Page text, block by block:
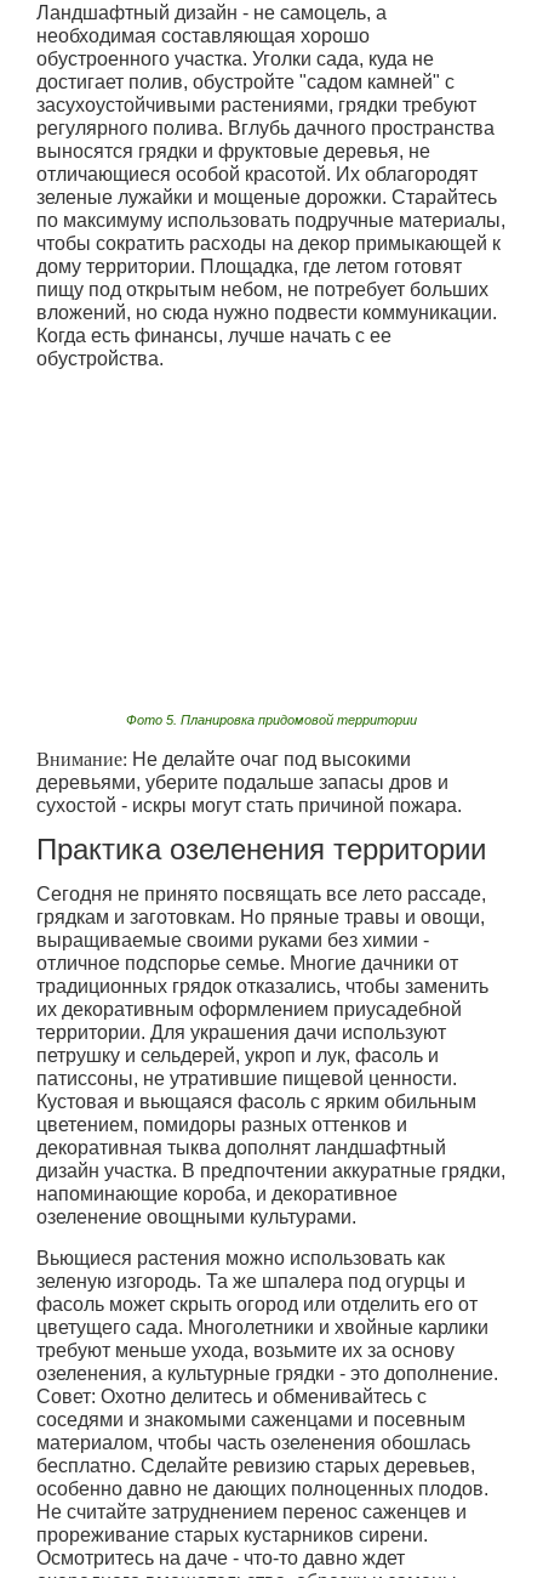
Ландшафтный дизайн - не самоцель, а
необходимая составляющая хорошо
обустроенного участка. Уголки сада, куда не
достигает полив, обустройте "садом камней" с
засухоустойчивыми растениями, грядки требуют
регулярного полива. Вглубь дачного пространства
выносятся грядки и фруктовые деревья, не
отличающиеся особой красотой. Их облагородят
зеленые лужайки и мощеные дорожки. Старайтесь
по максимуму использовать подручные материалы,
чтобы сократить расходы на декор примыкающей к
дому территории. Площадка, где летом готовят
пищу под открытым небом, не потребует больших
вложений, но сюда нужно подвести коммуникации.
Когда есть финансы, лучше начать с ее
обустройства.
Фото 5. Планировка придомовой территории
Внимание: Не делайте очаг под высокими
деревьями, уберите подальше запасы дров и
сухостой - искры могут стать причиной пожара.
Практика озеленения территории
Сегодня не принято посвящать все лето рассаде,
грядкам и заготовкам. Но пряные травы и овощи,
выращиваемые своими руками без химии -
отличное подспорье семье. Многие дачники от
традиционных грядок отказались, чтобы заменить
их декоративным оформлением приусадебной
территории. Для украшения дачи используют
петрушку и сельдерей, укроп и лук, фасоль и
патиссоны, не утратившие пищевой ценности.
Кустовая и вьющаяся фасоль с ярким обильным
цветением, помидоры разных оттенков и
декоративная тыква дополнят ландшафтный
дизайн участка. В предпочтении аккуратные грядки,
напоминающие короба, и декоративное
озеленение овощными культурами.
Вьющиеся растения можно использовать как
зеленую изгородь. Та же шпалера под огурцы и
фасоль может скрыть огород или отделить его от
цветущего сада. Многолетники и хвойные карлики
требуют меньше ухода, возьмите их за основу
озеленения, а культурные грядки - это дополнение.
Совет: Охотно делитесь и обменивайтесь с
соседями и знакомыми саженцами и посевным
материалом, чтобы часть озеленения обошлась
бесплатно. Сделайте ревизию старых деревьев,
особенно давно не дающих полноценных плодов.
Не считайте затруднением перенос саженцев и
прореживание старых кустарников сирени.
Осмотритесь на даче - что-то давно ждет